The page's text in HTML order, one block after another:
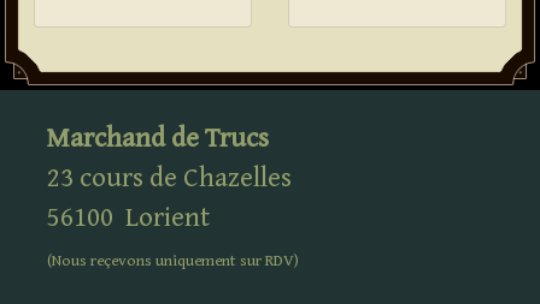
Marchand de Trucs
23 cours de Chazelles
56100 Lorient
(Nous reçevons uniquement surRDV)